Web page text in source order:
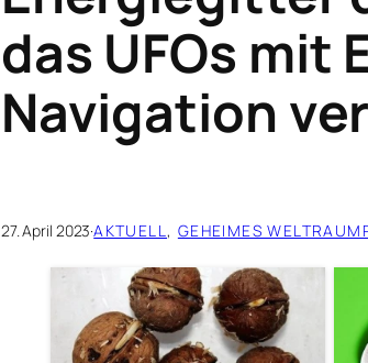
das UFOs mit
Navigation
27. April 2023·AKTUELL, GEHEIMES